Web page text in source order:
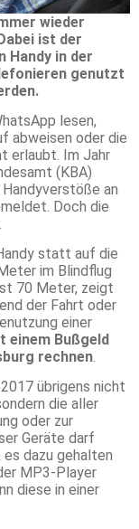
wieder
ist der
Handy in der
genutzt
lesen,
abweisen oder die
erlaubt. Im Jahr
(KBA)
an
Doch die
statt auf die
im Blindflug
70 Meter, zeigt
der Fahrt oder
einer
einem Bußgeld
rechnen.
übrigens nicht
die aller
oder zur
Geräte darf
dazu gehalten
MP3-Player
diese in einer